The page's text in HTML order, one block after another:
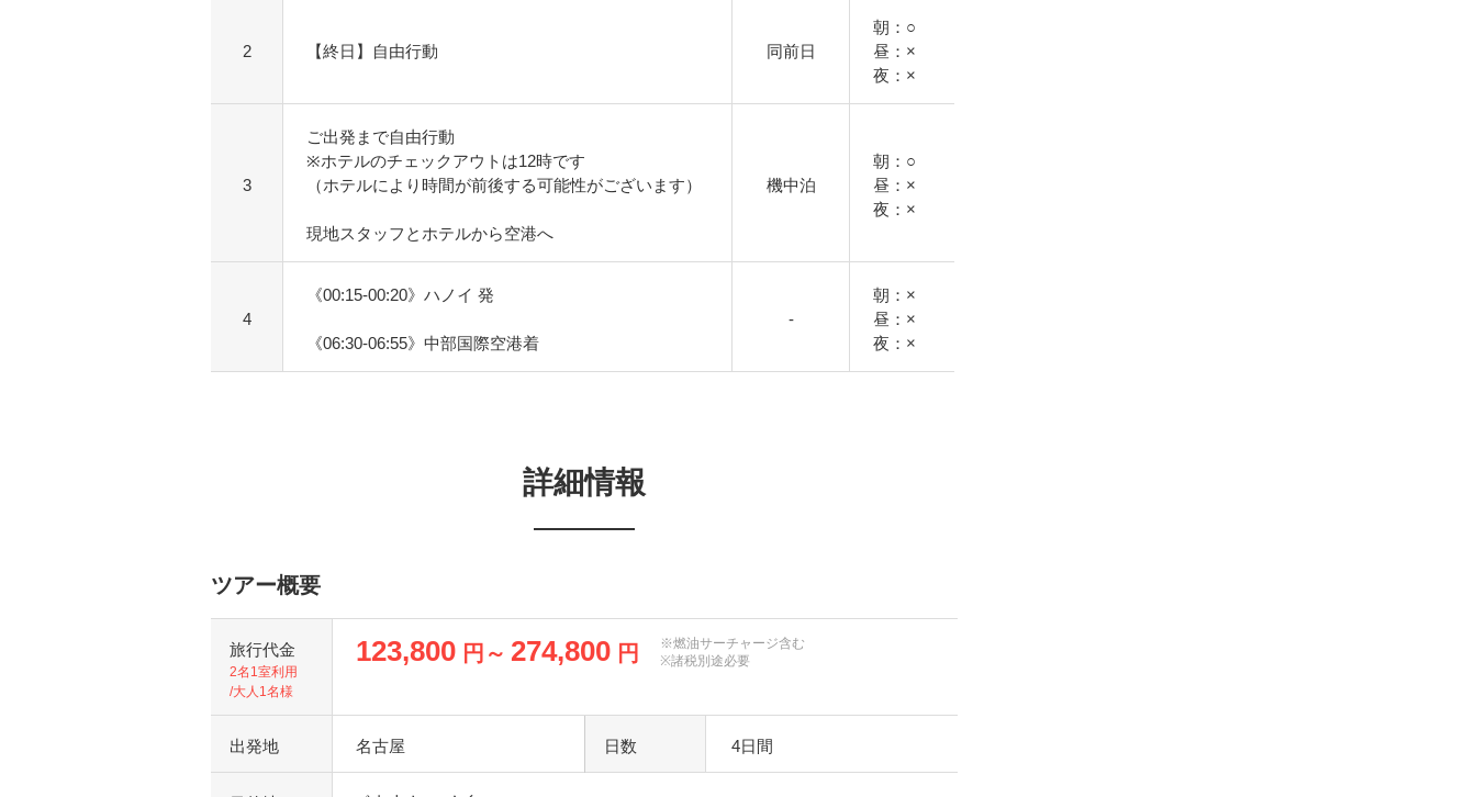
2 【終日】自由行動 同前日
朝：○
昼：×
夜：×
3
ご出発まで自由行動
※ホテルのチェックアウトは12時です
（ホテルにより時間が前後する可能性がございます）
現地スタッフとホテルから空港へ
機中泊
朝：○
昼：×
夜：×
4
《00:15-00:20》ハノイ 発
《06:30-06:55》中部国際空港着
-
朝：×
昼：×
夜：×
詳細情報
ツアー概要
旅行代金
2名1室利用
/大人1名様
123,800 円～ 274,800 円
※燃油サーチャージ含む
※諸税別途必要
出発地 名古屋 日数 4日間